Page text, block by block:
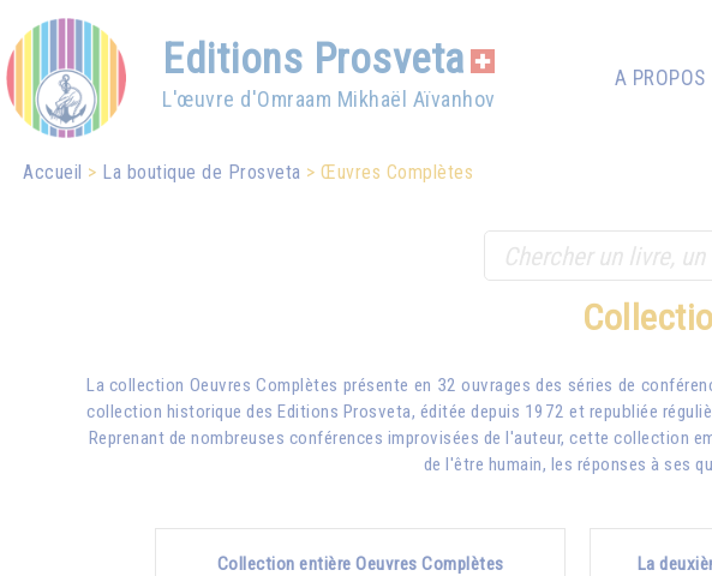
Editions Prosveta
L'œuvre d'Omraam Mikhaël Aïvanhov
A PROPOS
Accueil La boutique de Prosveta Œuvres Complètes
La collection Oeuvres Complètes présente en 32 ouvrages des séries de
collection historique des Editions Prosveta, éditée depuis 1972 et republiée
Reprenant de nombreuses conférences improvisées de l'auteur, cette collection
de l'être humain, les réponses à ses
Collection entière Oeuvres Complètes
La